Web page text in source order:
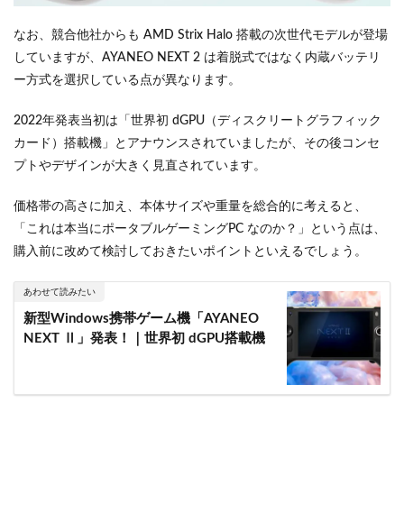
なお、競合他社からも AMD Strix Halo 搭載の次世代モデルが登場
していますが、AYANEO NEXT 2 は着脱式ではなく内蔵バッテリ
ー方式を選択している点が異なります。
2022年発表当初は「世界初 dGPU（ディスクリートグラフィック
カード）搭載機」とアナウンスされていましたが、その後コンセ
プトやデザインが大きく見直されています。
価格帯の高さに加え、本体サイズや重量を総合的に考えると、
「これは本当にポータブルゲーミングPC なのか？」という点は、
購入前に改めて検討しておきたいポイントといえるでしょう。
あわせて読みたい
新型Windows携帯ゲーム機「AYANEO
NEXT Ⅱ」発表！｜世界初 dGPU搭載機